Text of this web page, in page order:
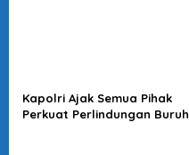
Kapolri Ajak Semua Pihak
Perkuat Perlindungan Buruh